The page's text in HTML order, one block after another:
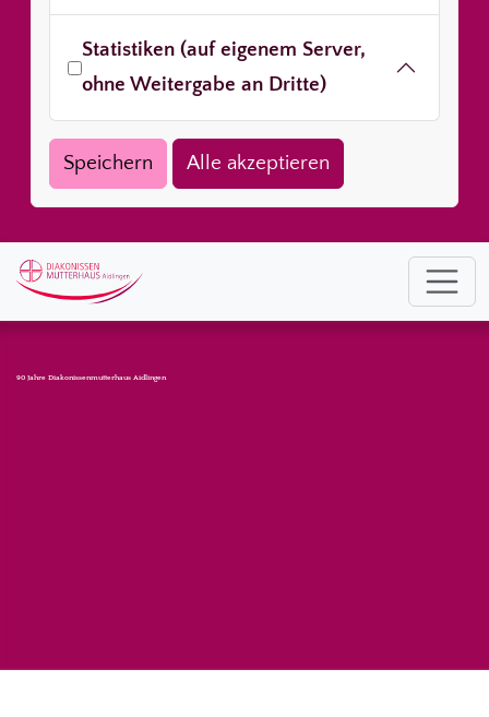
Statistiken (auf eigenem Server,
ohne Weitergabe an Dritte)
90 Jahre Diakonissenmutterhaus Aidlingen